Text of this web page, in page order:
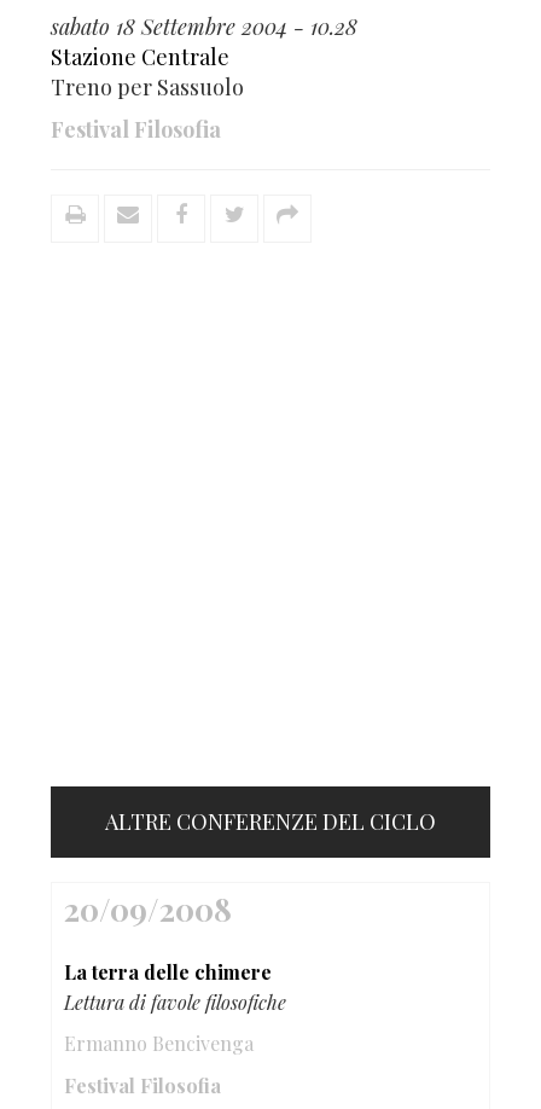
sabato 18 Settembre 2004 - 10.28
Stazione Centrale
Treno per Sassuolo
Festival Filosofia
ALTRE CONFERENZE DEL CICLO
20/09/2008
La terra delle chimere
Lettura di favole filosofiche
Ermanno Bencivenga
Festival Filosofia